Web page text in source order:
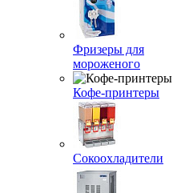
Фризеры для
мороженого
Кофе-принтеры
Сокоохладители